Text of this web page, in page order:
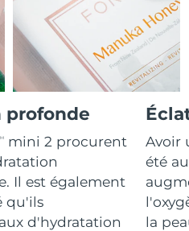
profonde
mini 2 procurent
Il est également
qu'ils
d'hydratation
Avoir
été
la
Hommes
Livraison estimée 13/8/26
Livraison estimée9/8/26
Livraison estimée12/8/26
Livraison estimée 11/8/26
Livraison estimée 9/8/26